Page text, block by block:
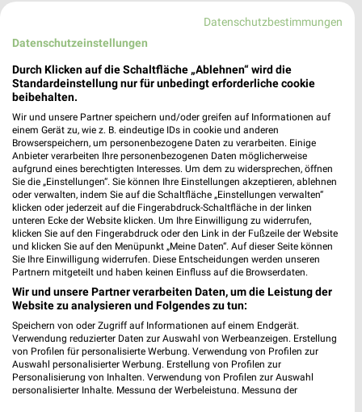
Tchibo Filiale mit Kaffee Bar München
Tegernseer Landstrasse 37
Heute 09:00 - 18:00 Uhr | Geschlossen
Ernsting's family München
Tegernseer Landstr. 44a
81541 München
Heute 09:00 - 20:00 Uhr | Geschlossen
506,40 km
Woolworth München
Tegernseer Landstr. 64
81541 München
Heute 09:00 - 20:00 Uhr | Geschlossen
506,49 km
Datenschutzbestimmungen
Datenschutzeinstellungen
Durch Klicken auf die Schaltfläche „Ablehnen“ wird die
Standardeinstellung nur für unbedingt erforderliche cookie
beibehalten.
Wir und unsere Partner speichern und/oder greifen auf Informationen auf
einem Gerät zu, wie z. B. eindeutige IDs in cookie und anderen
Browserspeichern, um personenbezogene Daten zu verarbeiten. Einige
Anbieter verarbeiten Ihre personenbezogenen Daten möglicherweise
aufgrund eines berechtigten Interesses. Um dem zu widersprechen, öffnen
Sie die „Einstellungen“. Sie können Ihre Einstellungen akzeptieren, ablehnen
oder verwalten, indem Sie auf die Schaltfläche „Einstellungen verwalten“
klicken oder jederzeit auf die Fingerabdruck-Schaltfläche in der linken
unteren Ecke der Website klicken. Um Ihre Einwilligung zu widerrufen,
klicken Sie auf den Fingerabdruck oder den Link in der Fußzeile der Website
und klicken Sie auf den Menüpunkt „Meine Daten“. Auf dieser Seite können
Sie Ihre Einwilligung widerrufen. Diese Entscheidungen werden unseren
Partnern mitgeteilt und haben keinen Einfluss auf die Browserdaten.
Wir und unsere Partner verarbeiten Daten, um die Leistung der
Website zu analysieren und Folgendes zu tun:
Speichern von oder Zugriff auf Informationen auf einem Endgerät.
Verwendung reduzierter Daten zur Auswahl von Werbeanzeigen. Erstellung
von Profilen für personalisierte Werbung. Verwendung von Profilen zur
Auswahl personalisierter Werbung. Erstellung von Profilen zur
Personalisierung von Inhalten. Verwendung von Profilen zur Auswahl
personalisierter Inhalte. Messung der Werbeleistung. Messung der